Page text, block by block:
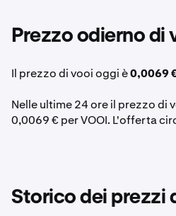
Prezzo odierno di
Il prezzo di vooi oggi è0,0069
Nelle ultime 24 ore il prezzo di
0,0069 € per VOOI. L'offerta
Storico dei prezzi